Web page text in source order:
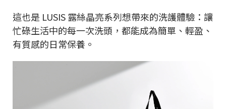
這也是 LUSIS 露絲晶亮系列想帶來的洗護體驗：讓
忙碌生活中的每一次洗頭，都能成為簡單、輕盈、
有質感的日常保養。